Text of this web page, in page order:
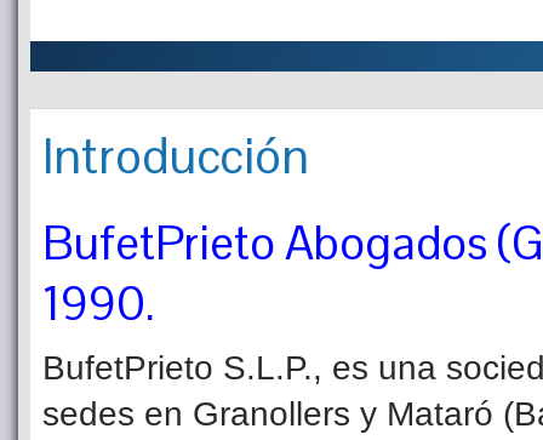
Introducción
BufetPrieto Abogados
1990.
BufetPrieto S.L.P., es una
sedes en Granollers y Mataró